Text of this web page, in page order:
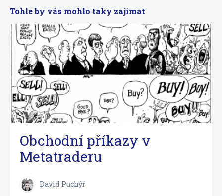
Tohle by vás mohlo taky zajímat
Obchodní příkazy v
Metatraderu
David Puchýř